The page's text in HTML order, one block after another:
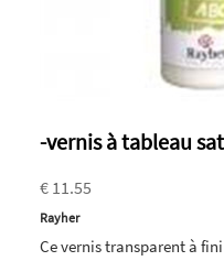
-vernis à tableau
€ 11.55
Rayher
Ce vernis transparent à